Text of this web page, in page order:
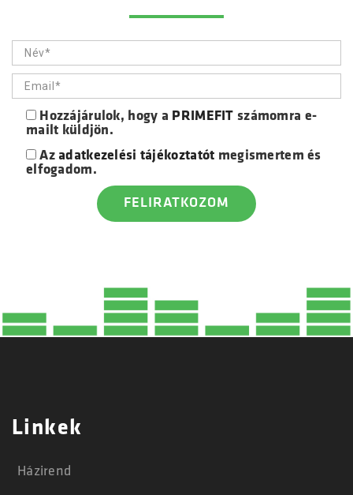
Hozzájárulok, hogy a PRIMEFIT számomra e-
mailt küldjön.
Az adatkezelési tájékoztatót megismertem és
elfogadom.
Linkek
Házirend